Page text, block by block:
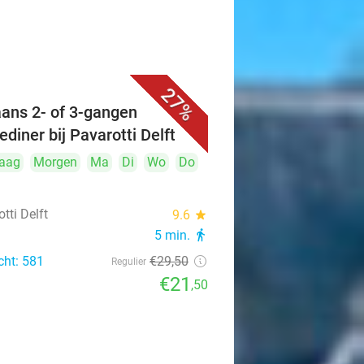
27%
2- of 3-gangen
bij Pavarotti Delft
Morgen Ma Di Wo Do
Delft 9.6 star
5 min. directions_walk
581 Regulier €29,50
€21 ,50